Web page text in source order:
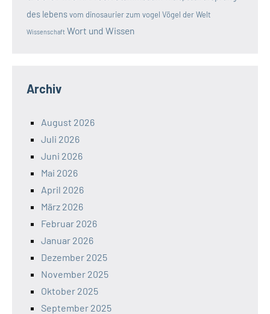
des lebensvom dinosaurier zum vogel Vögel der Welt
Wissenschaft Wort und Wissen
Archiv
August 2026
Juli 2026
Juni 2026
Mai 2026
April 2026
März 2026
Februar 2026
Januar 2026
Dezember 2025
November 2025
Oktober 2025
September 2025